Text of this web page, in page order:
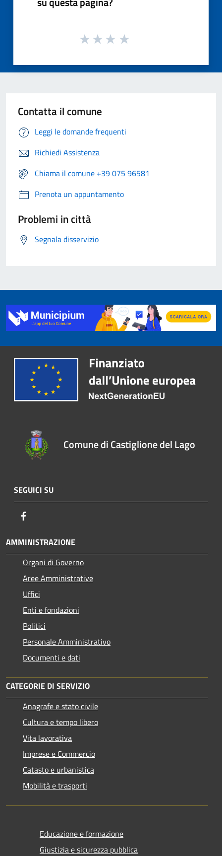
Contatta il comune
Leggi le domande frequenti
Richiedi Assistenza
Chiama il comune +39 075 96581
Prenota un appuntamento
Problemi in città
Segnala disservizio
Comune di Castiglione del Lago
SEGUICI SU
AMMINISTRAZIONE
Organi di Governo
Aree Amministrative
Uffici
Enti e fondazioni
Politici
Personale Amministrativo
Documenti e dati
CATEGORIE DI SERVIZIO
Anagrafe e stato civile
Cultura e tempo libero
Vita lavorativa
Imprese e Commercio
Catasto e urbanistica
Mobilità e trasporti
Educazione e formazione
Giustizia e sicurezza pubblica